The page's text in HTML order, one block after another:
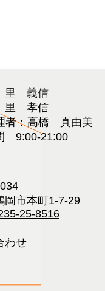
里 義信
里 孝信
者：高橋 真由美​
9:00-21:00
岡市本町1-7-29
25-8516
わせ